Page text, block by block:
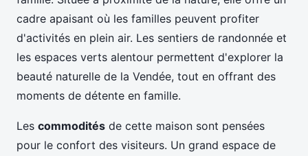
cadre apaisant où les familles peuvent profiter
d'activités en plein air. Les sentiers de randonnée et
les espaces verts alentour permettent d'explorer la
beauté naturelle de la Vendée, tout en offrant des
moments de détente en famille.
Les commodités de cette maison sont pensées
pour le confort des visiteurs. Un grand espace de